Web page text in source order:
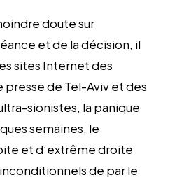
doute sur
et de la décision, il
sites Internet des
presse de Tel-Aviv et des
sionistes, la panique
semaines, le
et d’extrême droite
de par le